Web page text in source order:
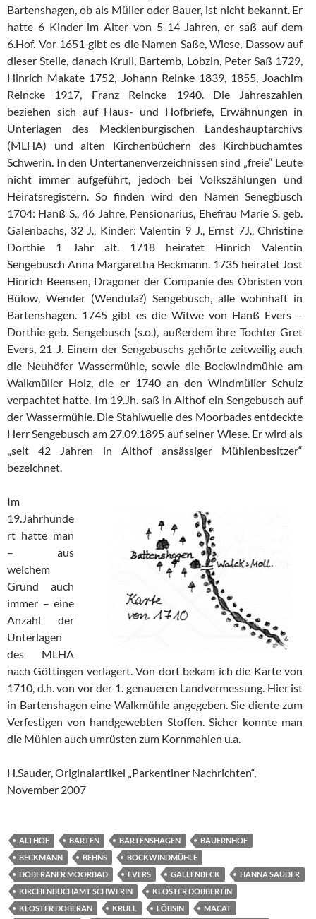
Bartenshagen, ob als Müller oder Bauer, ist nicht bekannt. Er
hatte 6 Kinder im Alter von 5-14 Jahren, er saß auf dem
6.Hof. Vor 1651 gibt es die Namen Saße, Wiese, Dassow auf
dieser Stelle, danach Krull, Bartemb, Lobzin, Peter Saß 1729,
Hinrich Makate 1752, Johann Reinke 1839, 1855, Joachim
Reincke 1917, Franz Reincke 1940. Die Jahreszahlen
beziehen sich auf Haus- und Hofbriefe, Erwähnungen in
Unterlagen des Mecklenburgischen Landeshauptarchivs
(MLHA) und alten Kirchenbüchern des Kirchbuchamtes
Schwerin. In den Untertanenverzeichnissen sind „freie“ Leute
nicht immer aufgeführt, jedoch bei Volkszählungen und
Heiratsregistern. So finden wird den Namen Senegbusch
1704: Hanß S., 46 Jahre, Pensionarius, Ehefrau Marie S. geb.
Galenbachs, 32 J., Kinder: Valentin 9 J., Ernst 7J., Christine
Dorthie 1 Jahr alt. 1718 heiratet Hinrich Valentin
Sengebusch Anna Margaretha Beckmann. 1735 heiratet Jost
Hinrich Beensen, Dragoner der Companie des Obristen von
Bülow, Wender (Wendula?) Sengebusch, alle wohnhaft in
Bartenshagen. 1745 gibt es die Witwe von Hanß Evers –
Dorthie geb. Sengebusch (s.o.), außerdem ihre Tochter Gret
Evers, 21 J. Einem der Sengebuschs gehörte zeitweilig auch
die Neuhöfer Wassermühle, sowie die Bockwindmühle am
Walkmüller Holz, die er 1740 an den Windmüller Schulz
verpachtet hatte. Im 19.Jh. saß in Althof ein Sengebusch auf
der Wassermühle. Die Stahlwuelle des Moorbades entdeckte
Herr Sengebusch am 27.09.1895 auf seiner Wiese. Er wird als
„seit 42 Jahren in Althof ansässiger Mühlenbesitzer“
bezeichnet.
Im
19.Jahrhunde
rt hatte man
– aus
welchem
Grund auch
immer – eine
Anzahl der
Unterlagen
des MLHA
nach Göttingen verlagert. Von dort bekam ich die Karte von
1710, d.h. von vor der 1. genaueren Landvermessung. Hier ist
in Bartenshagen eine Walkmühle angegeben. Sie diente zum
Verfestigen von handgewebten Stoffen. Sicher konnte man
die Mühlen auch umrüsten zum Kornmahlen u.a.
H.Sauder, Originalartikel „Parkentiner Nachrichten“,
November 2007
ALTHOF BARTEN BARTENSHAGEN
BAUERNHOF
BECKMANN
BEHNS
BOCKWINDMÜHLE
DOBERANER MOORBAD
EVERS GALLENBECK
HANNA SAUDER
KIRCHENBUCHAMT SCHWERIN
KLOSTER DOBBERTIN
KLOSTER DOBERAN
KRULL LÖBSIN MACAT